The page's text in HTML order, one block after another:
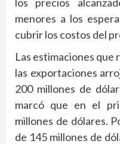
menores a los
cubrir los costos del
Las estimaciones que
las exportaciones
200 millones de
marcó que en el
millones de dólares.
de 145 millones de